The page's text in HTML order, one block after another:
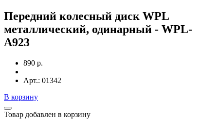
Передний колесный диск WPL
металлический, одинарный - WPL-
A923
890 р.
Арт.: 01342
В корзину
Товар добавлен в корзину